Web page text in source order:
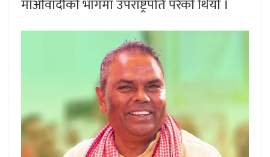
माओवादीको भागमा उपराष्ट्रपति परेको थियो ।